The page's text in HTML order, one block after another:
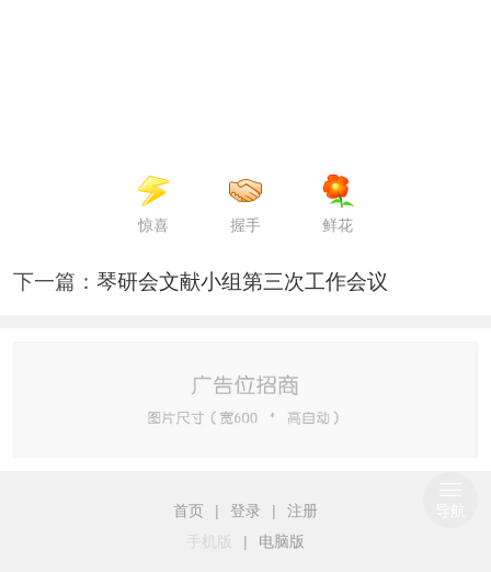
惊喜 握手 鲜花
下一篇： 琴研会文献小组第三次工作会议
首页 | 登录 |
注册
手机版
| 电脑版